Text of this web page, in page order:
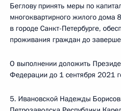
Беглову принять меры по
многоквартирного жилого дома
в городе Санкт-Петербурге,
проживания граждан до
О выполнении доложить
Федерации до 1 сентября 2021
5. Ивановской Надежды